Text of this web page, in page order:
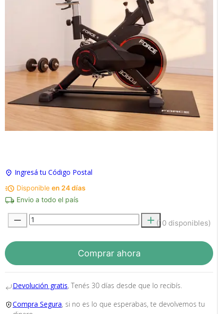
Ingresá tu Código Postal
Disponible en 24 días
Envio a todo el país
(10 disponibles)
Comprar ahora
Devolución gratis, Tenés 30 días desde que lo recibís.
Compra Segura, si no es lo que esperabas, te devolvemos tu
Medios de Pago ×
te devolvemos tu dinero.
que esperabas o te devolvemos el 100% de tu